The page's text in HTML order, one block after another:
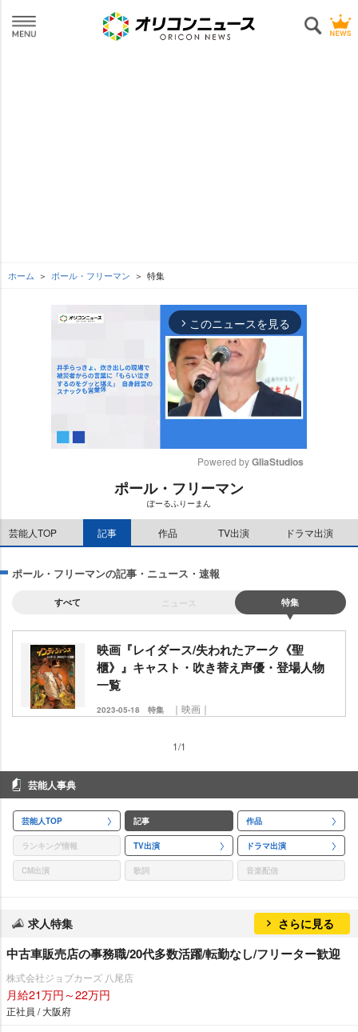
ホーム ポール・フリーマン 特集
arrow_forward_ios このニュースを見る
Powered by GliaStudios
ポール・フリーマン
ぽーるふりーまん
芸能人TOP 記事 作品 TV出演 ドラマ出演
ポール・フリーマンの記事・ニュース・速報
すべて ニュース 特集
映画『レイダース/失われたアーク《聖
櫃》』キャスト・吹き替え声優・登場人物
一覧
2023-05-18 特集 ｜映画｜
1/1
芸能人事典
芸能人TOP 記事 作品
ランキング情報 TV出演 ドラマ出演
CM出演 歌詞 音楽配信
求人特集 さらに見る
中古車販売店の事務職/20代多数活躍/転勤なし/フリーター歓迎
株式会社ジョブカーズ 八尾店
月給21万円～22万円
正社員 / 大阪府